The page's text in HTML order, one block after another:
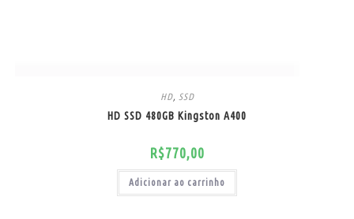
HD, SSD
HD SSD 480GB Kingston A400
R$770,00
Adicionar ao carrinho